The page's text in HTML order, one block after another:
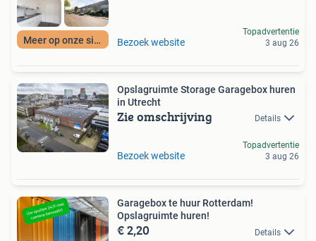
Meer op onze site Bezoek website
Topadvertentie
3 aug 26
Opslagruimte Storage Garagebox huren
in Utrecht
Zie omschrijving Details
Bezoek website
Topadvertentie
3 aug 26
Garagebox te huur Rotterdam!
Opslagruimte huren!
€ 2,20 Details